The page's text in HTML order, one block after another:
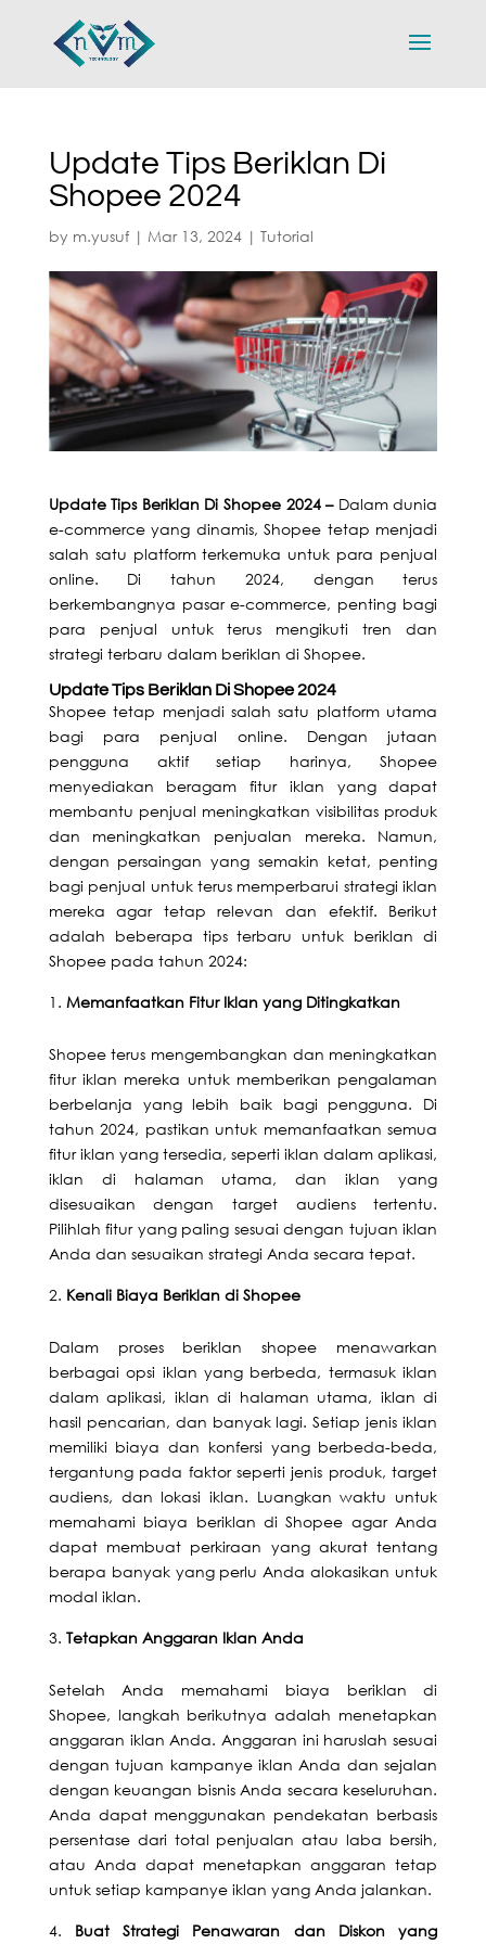
Update Tips Beriklan Di
Shopee 2024
by m.yusuf| Mar 13, 2024| Tutorial
Update Tips Beriklan Di Shopee 2024 – Dalam dunia
e-commerce yang dinamis, Shopee tetap menjadi
salah satu platform terkemuka untuk para penjual
online. Di tahun 2024, dengan terus
berkembangnya pasar e-commerce, penting bagi
para penjual untuk terus mengikuti tren dan
strategi terbaru dalam beriklan di Shopee.
Update Tips Beriklan Di Shopee 2024
Shopee tetap menjadi salah satu platform utama
bagi para penjual online. Dengan jutaan
pengguna aktif setiap harinya, Shopee
menyediakan beragam fitur iklan yang dapat
membantu penjual meningkatkan visibilitas produk
dan meningkatkan penjualan mereka. Namun,
dengan persaingan yang semakin ketat, penting
bagi penjual untuk terus memperbarui strategi iklan
mereka agar tetap relevan dan efektif. Berikut
adalah beberapa tips terbaru untuk beriklan di
Shopee pada tahun 2024:
Memanfaatkan Fitur Iklan yang Ditingkatkan
Shopeeterus mengembangkan dan meningkatkan
fitur iklan mereka untuk memberikan pengalaman
berbelanja yang lebih baik bagi pengguna. Di
tahun 2024, pastikan untuk memanfaatkan semua
fitur iklan yang tersedia, seperti iklan dalam aplikasi,
iklan di halaman utama, dan iklan yang
disesuaikan dengan target audiens tertentu.
Pilihlah fitur yang paling sesuai dengan tujuan iklan
Anda dan sesuaikan strategi Anda secara tepat.
Kenali Biaya Beriklan di Shopee
Dalam proses beriklan shopee menawarkan
berbagai opsi iklan yang berbeda, termasuk iklan
dalam aplikasi, iklan di halaman utama, iklan di
hasil pencarian, dan banyak lagi. Setiap jenis iklan
memiliki biaya dan konfersi yang berbeda-beda,
tergantung pada faktor seperti jenis produk, target
audiens, dan lokasi iklan. Luangkan waktu untuk
memahami biaya beriklan di Shopee agar Anda
dapat membuat perkiraan yang akurat tentang
berapa banyak yang perlu Anda alokasikan untuk
modal iklan.
Tetapkan Anggaran Iklan Anda
Setelah Anda memahami biaya beriklan di
Shopee, langkah berikutnya adalah menetapkan
anggaran iklan Anda. Anggaran ini haruslah sesuai
dengan tujuan kampanye iklan Anda dan sejalan
dengan keuangan bisnis Anda secara keseluruhan.
Anda dapat menggunakan pendekatan berbasis
persentase dari total penjualan atau laba bersih,
atau Anda dapat menetapkan anggaran tetap
untuk setiap kampanye iklan yang Anda jalankan.
Buat Strategi Penawaran dan Diskon yang